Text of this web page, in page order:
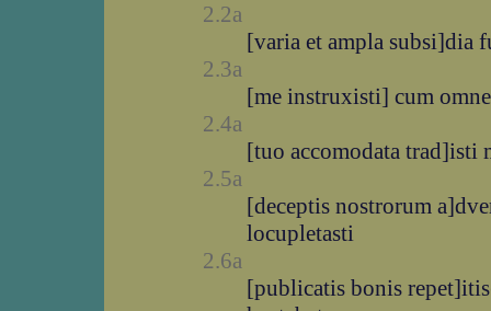
2.2a
[varia et ampla subsi]dia
2.3a
[me instruxisti] cum
2.4a
[tuo accomodata trad]isti
2.5a
[deceptis nostrorum
locupletasti
2.6a
[publicatis bonis